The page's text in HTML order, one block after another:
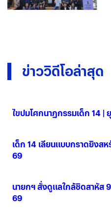
ข่าววิดีโอล่าสุด
ไขปมโศกนาฏกรรมเด็ก 14 |
เด็ก 14 เลียนแบบกราดยิงส
69
นายกฯ สั่งดูแลใกล้ชิดสาหัส
69